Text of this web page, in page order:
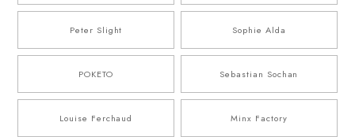
Peter Slight Sophie Alda
POKETO Sebastian Sochan
Louise Ferchaud Minx Factory